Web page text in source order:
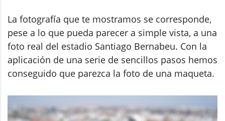
La fotografía que te mostramos se corresponde,
pese a lo que pueda parecer a simple vista, a una
foto real del estadio Santiago Bernabeu. Con la
aplicación de una serie de sencillos pasos hemos
conseguido que parezca la foto de una maqueta.